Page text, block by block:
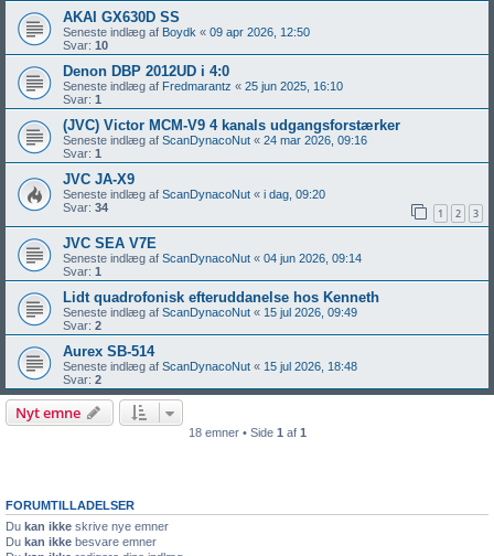
AKAI GX630D SS
Seneste indlæg af Boydk « 09 apr 2026, 12:50
Svar: 10
Denon DBP 2012UD i 4:0
Seneste indlæg af Fredmarantz « 25 jun 2025, 16:10
Svar: 1
(JVC) Victor MCM-V9 4 kanals udgangsforstærker
Seneste indlæg af ScanDynacoNut « 24 mar 2026, 09:16
Svar: 1
JVC JA-X9
Seneste indlæg af ScanDynacoNut « i dag, 09:20
Svar: 34 1 2 3
JVC SEA V7E
Seneste indlæg af ScanDynacoNut « 04 jun 2026, 09:14
Svar: 1
Lidt quadrofonisk efteruddanelse hos Kenneth
Seneste indlæg af ScanDynacoNut « 15 jul 2026, 09:49
Svar: 2
Aurex SB-514
Seneste indlæg af ScanDynacoNut « 15 jul 2026, 18:48
Svar: 2
Nyt emne
18 emner • Side 1 af 1
FORUMTILLADELSER
Du kan ikke skrive nye emner
Du kan ikke besvare emner